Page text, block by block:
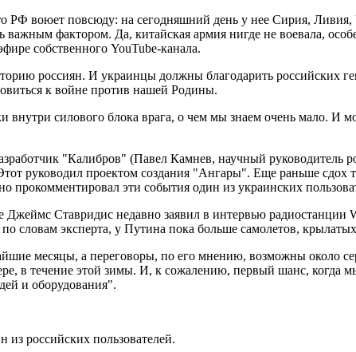
РФ воюет повсюду: на сегодняшний день у нее Сирия,
фактором. Да, китайская армия нигде не воевала,
собственного YouTube-канала.
россиян. И украинцы должны благодарить российских
к войне против нашей Родины.
силового блока врага, о чем мы знаем очень мало. И
"Калибров" (Павел Камнев, научный руководитель
руководил проектом создания "Ангары". Еще раньше сдох
эти события один из украинских
Ставридис недавно заявил в интервью радиостанции
словам эксперта, у Путина пока больше самолетов,
месяцы, а переговоры, по его мнению, возможны около
в течение этой зимы. И, к сожалению, первый шанс, когда
и оборудования".
из российских пользователей.